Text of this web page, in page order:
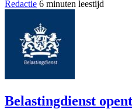
Redactie 6 minuten leestijd
Belastingdienst